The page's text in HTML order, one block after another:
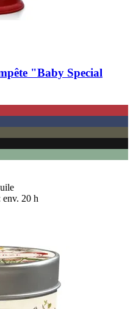
"Baby Special
env. 20 h